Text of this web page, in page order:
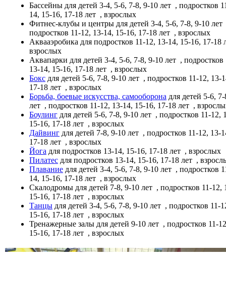
Бассейны для детей 3-4, 5-6, 7-8, 9-10 лет , подростков
14, 15-16, 17-18 лет , взрослых
Фитнес-клубы и центры для детей 3-4, 5-6, 7-8, 9-10 лет
подростков 11-12, 13-14, 15-16, 17-18 лет , взрослых
Аквааэробика для подростков 11-12, 13-14, 15-16, 17-18
взрослых
Аквапарки для детей 3-4, 5-6, 7-8, 9-10 лет , подростков
13-14, 15-16, 17-18 лет , взрослых
Бокс для детей 5-6, 7-8, 9-10 лет , подростков 11-12, 13-
17-18 лет , взрослых
Борьба, боевые искусства, самооборона для детей 5-6,
лет , подростков 11-12, 13-14, 15-16, 17-18 лет ,
Боулинг для детей 5-6, 7-8, 9-10 лет , подростков 11-12,
15-16, 17-18 лет , взрослых
Дайвинг для детей 7-8, 9-10 лет , подростков 11-12, 13-
17-18 лет , взрослых
Йога для подростков 13-14, 15-16, 17-18 лет , взрослых
Пилатес для подростков 13-14, 15-16, 17-18 лет ,
Плавание для детей 3-4, 5-6, 7-8, 9-10 лет , подростков
14, 15-16, 17-18 лет , взрослых
Скалодромы для детей 7-8, 9-10 лет , подростков 11-12,
15-16, 17-18 лет , взрослых
Танцы для детей 3-4, 5-6, 7-8, 9-10 лет , подростков 11-
15-16, 17-18 лет , взрослых
Тренажерные залы для детей 9-10 лет , подростков 11-
15-16, 17-18 лет , взрослых